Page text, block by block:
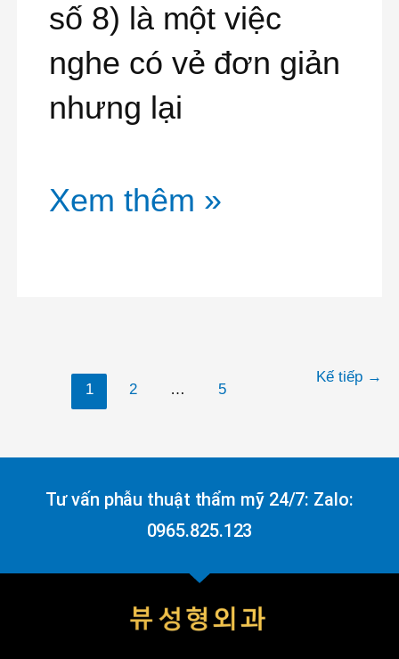
số 8) là một việc
nghe có vẻ đơn giản
nhưng lại
Kinh
Nghiệm
Nhổ
Khôn
Xem thêm »
1 2 … 5
Kế tiếp →
Tư vấn phẫu thuật thẩm mỹ 24/7: Zalo:
0965.825.123